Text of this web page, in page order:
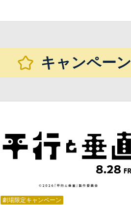
キャンペーン
劇場限定キャンペーン